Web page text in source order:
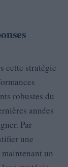
cette stratégie
robustes du
années
Par
une
un